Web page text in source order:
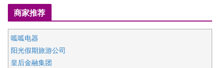
商家推荐
呱呱电器
阳光假期旅游公司
皇后金融集团